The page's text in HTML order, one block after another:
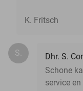
K. Fritsch
S.
Dhr. S.
Schone
service